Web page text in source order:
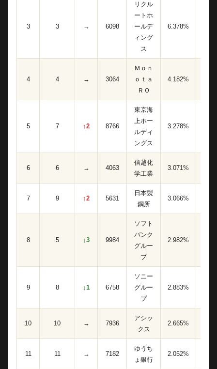
3 3 → 6098
リクル
ートホ
ールデ
ィング
ス
6.378%
4 4 → 3064
Ｍｏｎ
ｏｔａ
ＲＯ
4.182%
5 7 ↑2 8766
東京海
上ホー
ルディ
ングス
3.278%
6 6 → 4063
信越化
学工業
3.071%
7 9 ↑2 5631
日本製
鋼所
3.066%
8 5 ↓3 9984
ソフト
バンク
グルー
プ
2.982%
9 8 ↓1 6758
ソニー
グルー
プ
2.883%
10 10 → 7936
アシッ
クス
2.665%
11 11 → 7182
ゆうち
ょ銀行
2.052%